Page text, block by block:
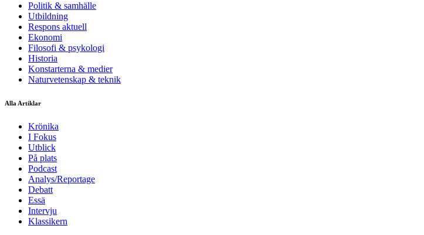
Politik & samhälle
Utbildning
Respons aktuell
Ekonomi
Filosofi & psykologi
Historia
Konstarterna & medier
Naturvetenskap & teknik
Alla Artiklar
Krönika
I Fokus
Utblick
På plats
Podcast
Analys/Reportage
Debatt
Essä
Intervju
Klassikern